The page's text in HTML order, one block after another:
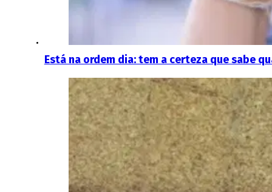
Está na ordem dia: tem a certeza que sabe